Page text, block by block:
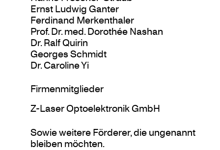
Ernst Ludwig Ganter
Ferdinand Merkenthaler
Prof. Dr. med. Dorothée Nashan
Dr. Ralf Quirin
Georges Schmidt
Dr. Caroline Yi
Firmenmitglieder
Z-Laser Optoelektronik GmbH
Sowie weitere Förderer, die ungenannt
bleiben möchten.